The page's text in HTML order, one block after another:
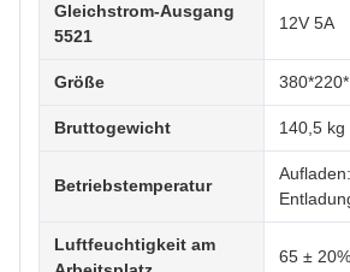
Gleichstrom-Ausgang
5521
12V 5A
Größe
Bruttogewicht 140,5 kg
Betriebstemperatur
Luftfeuchtigkeit am
65 ± 20%